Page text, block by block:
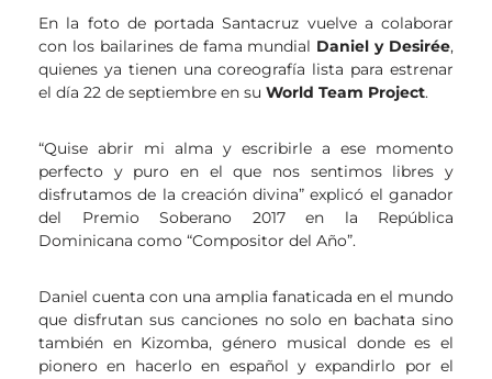
En la foto de portada Santacruz vuelve a colaborar
con los bailarines de fama mundial Daniel y Desirée,
quienes ya tienen una coreografía lista para estrenar
el día 22 de septiembre en su World Team Project.
“Quise abrir mi alma y escribirle a ese momento
perfecto y puro en el que nos sentimos libres y
disfrutamos de la creación divina” explicó el ganador
del Premio Soberano 2017 en la República
Dominicana como “Compositor del Año”.
Daniel cuenta con una amplia fanaticada en el mundo
que disfrutan sus canciones no solo en bachata sino
también en Kizomba, género musical donde es el
pionero en hacerlo en español y expandirlo por el